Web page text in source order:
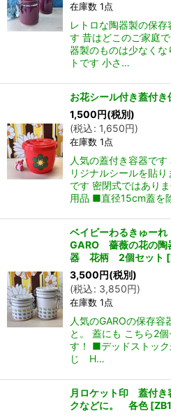
在庫数 1点
レトロな陶器製の保
す 昔はどこのご家庭
器製のものは少なく
トです 小さ…
お花シール付き蓋付
1,500 円(税別)
(税込: 1,650円)
在庫数 1点
人気の蓋付き容器で
リジナルシールを貼
です 密閉式ではあり
用品 ■直径15cm蓋を
ベイビーわるきゅー
GARO 薔薇の花の陶
器 花柄 2個セット [
3,500 円(税別)
(税込: 3,850円)
在庫数 1点
人気のGAROの保存容
と。 蓋にも こちら2
す！ ■デッドストッ
じ H…
月ロケット印 蓋付
クなどに。 各色 [